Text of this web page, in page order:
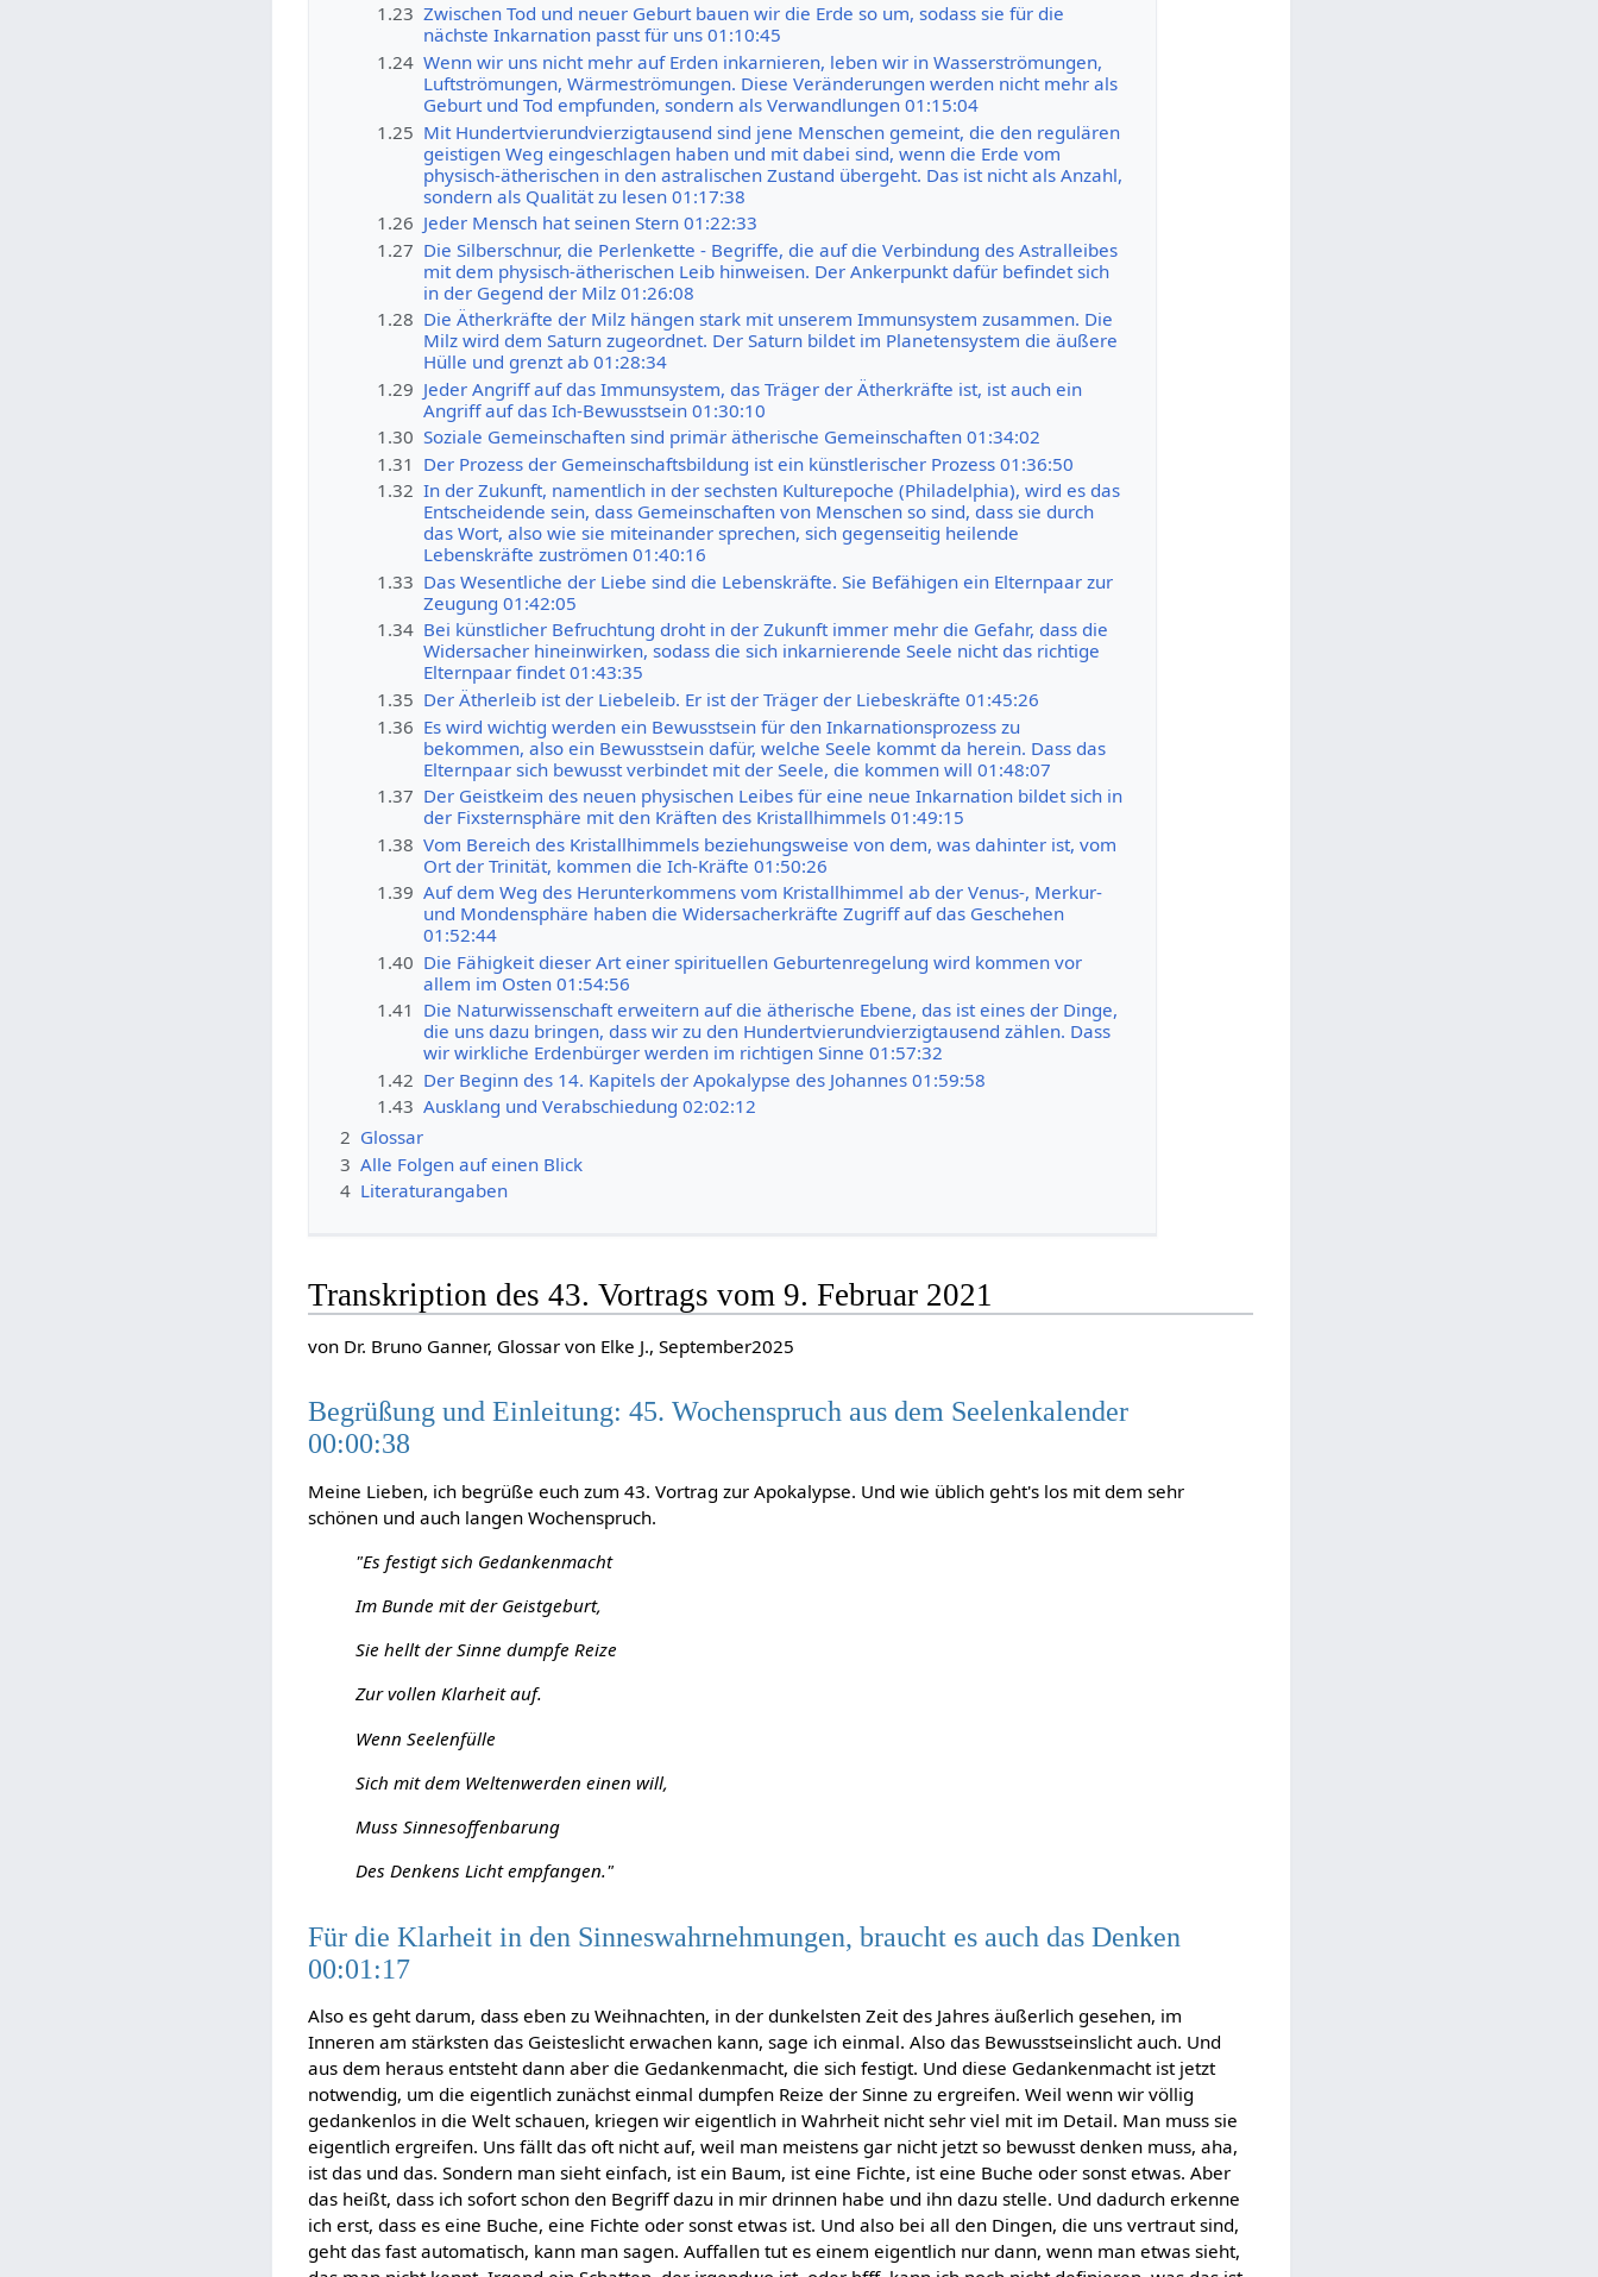
1.23 Zwischen Tod und neuer Geburt bauen wir die Erde so um, sodass sie für die
nächste Inkarnation passt für uns 01:10:45
1.24 Wenn wir uns nicht mehr auf Erden inkarnieren, leben wir in Wasserströmungen,
Luftströmungen, Wärmeströmungen. Diese Veränderungen werden nicht mehr als
Geburt und Tod empfunden, sondern als Verwandlungen 01:15:04
1.25 Mit Hundertvierundvierzigtausend sind jene Menschen gemeint, die den regulären
geistigen Weg eingeschlagen haben und mit dabei sind, wenn die Erde vom
physisch-ätherischen in den astralischen Zustand übergeht. Das ist nicht als Anzahl,
sondern als Qualität zu lesen 01:17:38
1.26 Jeder Mensch hat seinen Stern 01:22:33
1.27 Die Silberschnur, die Perlenkette - Begriffe, die auf die Verbindung des Astralleibes
mit dem physisch-ätherischen Leib hinweisen. Der Ankerpunkt dafür befindet sich
in der Gegend der Milz 01:26:08
1.28 Die Ätherkräfte der Milz hängen stark mit unserem Immunsystem zusammen. Die
Milz wird dem Saturn zugeordnet. Der Saturn bildet im Planetensystem die äußere
Hülle und grenzt ab 01:28:34
1.29 Jeder Angriff auf das Immunsystem, das Träger der Ätherkräfte ist, ist auch ein
Angriff auf das Ich-Bewusstsein 01:30:10
1.30 Soziale Gemeinschaften sind primär ätherische Gemeinschaften 01:34:02
1.31 Der Prozess der Gemeinschaftsbildung ist ein künstlerischer Prozess 01:36:50
1.32 In der Zukunft, namentlich in der sechsten Kulturepoche (Philadelphia), wird es das
Entscheidende sein, dass Gemeinschaften von Menschen so sind, dass sie durch
das Wort, also wie sie miteinander sprechen, sich gegenseitig heilende
Lebenskräfte zuströmen 01:40:16
1.33 Das Wesentliche der Liebe sind die Lebenskräfte. Sie Befähigen ein Elternpaar zur
Zeugung 01:42:05
1.34 Bei künstlicher Befruchtung droht in der Zukunft immer mehr die Gefahr, dass die
Widersacher hineinwirken, sodass die sich inkarnierende Seele nicht das richtige
Elternpaar findet 01:43:35
1.35 Der Ätherleib ist der Liebeleib. Er ist der Träger der Liebeskräfte 01:45:26
1.36 Es wird wichtig werden ein Bewusstsein für den Inkarnationsprozess zu
bekommen, also ein Bewusstsein dafür, welche Seele kommt da herein. Dass das
Elternpaar sich bewusst verbindet mit der Seele, die kommen will 01:48:07
1.37 Der Geistkeim des neuen physischen Leibes für eine neue Inkarnation bildet sich in
der Fixsternsphäre mit den Kräften des Kristallhimmels 01:49:15
1.38 Vom Bereich des Kristallhimmels beziehungsweise von dem, was dahinter ist, vom
Ort der Trinität, kommen die Ich-Kräfte 01:50:26
1.39 Auf dem Weg des Herunterkommens vom Kristallhimmel ab der Venus-, Merkur-
und Mondensphäre haben die Widersacherkräfte Zugriff auf das Geschehen
01:52:44
1.40 Die Fähigkeit dieser Art einer spirituellen Geburtenregelung wird kommen vor
allem im Osten 01:54:56
1.41 Die Naturwissenschaft erweitern auf die ätherische Ebene, das ist eines der Dinge,
die uns dazu bringen, dass wir zu den Hundertvierundvierzigtausend zählen. Dass
wir wirkliche Erdenbürger werden im richtigen Sinne 01:57:32
1.42 Der Beginn des 14. Kapitels der Apokalypse des Johannes 01:59:58
1.43 Ausklang und Verabschiedung 02:02:12
2 Glossar
3 Alle Folgen auf einen Blick
4 Literaturangaben
Transkription des 43. Vortrags vom 9. Februar 2021
von Dr. Bruno Ganner, Glossar von Elke J., September2025
Begrüßung und Einleitung: 45. Wochenspruch aus dem Seelenkalender
00:00:38
Meine Lieben, ich begrüße euch zum 43. Vortrag zur Apokalypse. Und wie üblich geht's los mit dem sehr
schönen und auch langen Wochenspruch.
"Es festigt sich Gedankenmacht
Im Bunde mit der Geistgeburt,
Sie hellt der Sinne dumpfe Reize
Zur vollen Klarheit auf.
Wenn Seelenfülle
Sich mit dem Weltenwerden einen will,
Muss Sinnesoffenbarung
Des Denkens Licht empfangen."
Für die Klarheit in den Sinneswahrnehmungen, braucht es auch das Denken
00:01:17
Also es geht darum, dass eben zu Weihnachten, in der dunkelsten Zeit des Jahres äußerlich gesehen, im
Inneren am stärksten das Geisteslicht erwachen kann, sage ich einmal. Also das Bewusstseinslicht auch. Und
aus dem heraus entsteht dann aber die Gedankenmacht, die sich festigt. Und diese Gedankenmacht ist jetzt
notwendig, um die eigentlich zunächst einmal dumpfen Reize der Sinne zu ergreifen. Weil wenn wir völlig
gedankenlos in die Welt schauen, kriegen wir eigentlich in Wahrheit nicht sehr viel mit im Detail. Man muss sie
eigentlich ergreifen. Uns fällt das oft nicht auf, weil man meistens gar nicht jetzt so bewusst denken muss, aha,
ist das und das. Sondern man sieht einfach, ist ein Baum, ist eine Fichte, ist eine Buche oder sonst etwas. Aber
das heißt, dass ich sofort schon den Begriff dazu in mir drinnen habe und ihn dazu stelle. Und dadurch erkenne
ich erst, dass es eine Buche, eine Fichte oder sonst etwas ist. Und also bei all den Dingen, die uns vertraut sind,
geht das fast automatisch, kann man sagen. Auffallen tut es einem eigentlich nur dann, wenn man etwas sieht,